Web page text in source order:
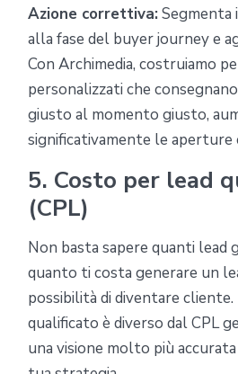
Azione correttiva:Segmenta
alla fase del buyer journey e
Con Archimedia, costruiamo
personalizzati che
giusto al momento giusto,
significativamente le aperture
5. Costo per lead
(CPL)
Non basta sapere quanti lead
quanto ti costa generare un
possibilità di diventare cliente.
qualificato è diverso dal CPL
una visione molto più